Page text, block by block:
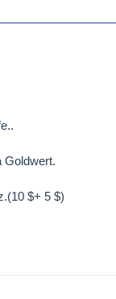
Goldwert.
$+ 5 $)